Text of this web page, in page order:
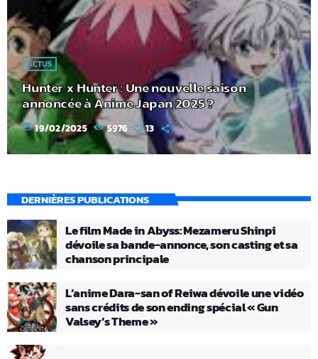
ACTUS
Hunter x Hunter : Une nouvelle saison
annoncée à Anime Japan 2025 ?
today 19/02/2025 5976 13
DERNIÈRES PUBLICATIONS
Le film Made in Abyss: Mezameru Shinpi
dévoile sa bande-annonce, son casting et sa
chanson principale
L’anime Dara-san of Reiwa dévoile une vidéo
sans crédits de son ending spécial « Gun
Valsey’s Theme »